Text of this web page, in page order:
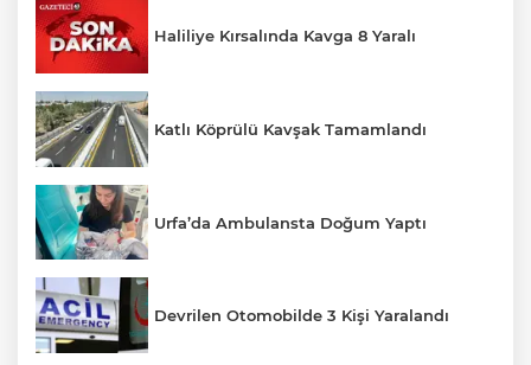
Haliliye Kırsalında Kavga 8 Yaralı
Katlı Köprülü Kavşak Tamamlandı
Urfa’da Ambulansta Doğum Yaptı
Devrilen Otomobilde 3 Kişi Yaralandı